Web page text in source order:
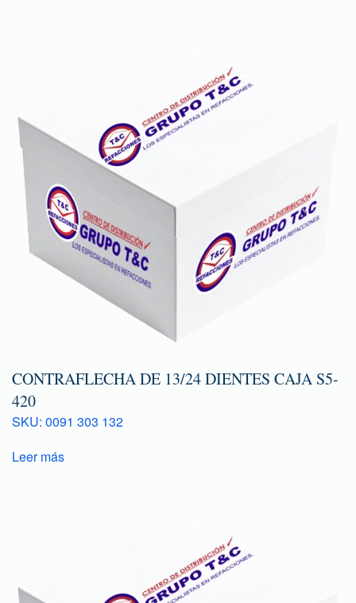
CONTRAFLECHA DE 13/24 DIENTES CAJA S5-
420
SKU: 0091 303 132
Leer más